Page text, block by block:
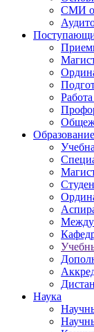
СМИ о
Образование
Наука